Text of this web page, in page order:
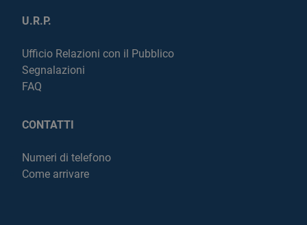
U.R.P.
Ufficio Relazioni con il Pubblico
Segnalazioni
FAQ
CONTATTI
Numeri di telefono
Come arrivare